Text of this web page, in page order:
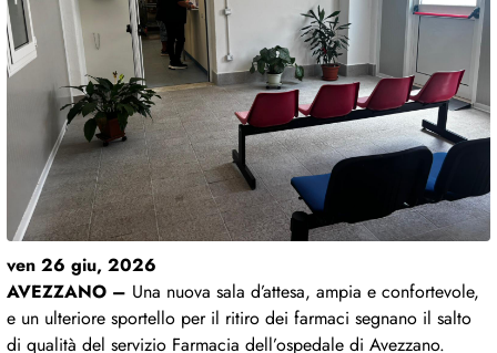
ven 26 giu, 2026
AVEZZANO – Una nuova sala d’attesa, ampia e confortevole,
e un ulteriore sportello per il ritiro dei farmaci segnano il salto
di qualità del servizio Farmacia dell’ospedale di Avezzano.